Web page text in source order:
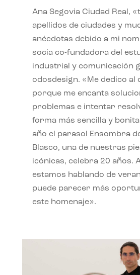
Ana Segovia Ciudad Real,
apellidos de ciudades y
anécdotas debido a mi
socia co-fundadora del
industrial y comunicación
odosdesign. «Me dedico al
porque me encanta
problemas e intentar
forma más sencilla y
año el parasol Ensombra
Blasco, una de nuestras
icónicas, celebra 20 años.
estamos hablando de
puede parecer más
este homenaje».